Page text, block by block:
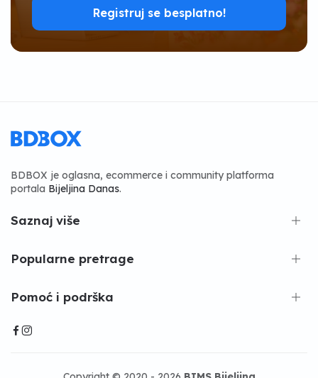
Registruj se besplatno!
BDBOX je oglasna, ecommerce i community platforma
portala Bijeljina Danas.
Saznaj više
Popularne pretrage
Pomoć i podrška